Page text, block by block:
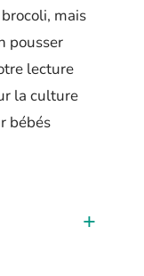
mais
pousser
lecture
la culture
bébés